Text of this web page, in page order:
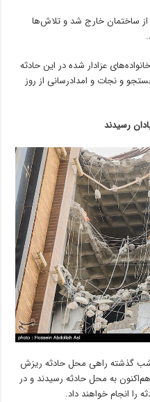
ساختمان خارج شد و تلاش‌ها
عزادار شده در این حادثه
و نجات و امدادرسانی از روز
رسیدند
شب گذشته راهی محل حادثه ریزش
هم‌اکنون به محل حادثه رسیدند و در
را انجام خواهند داد.